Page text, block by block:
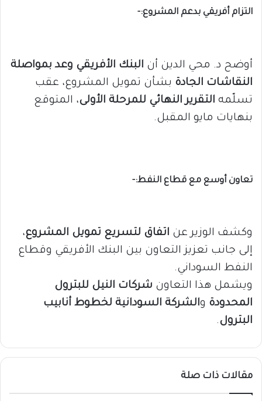
التزام أفريقي بدعم المشروع:-
أوضح د. محي الدين أن البنك الأفريقي وعد بمواصلة
النقاشات الجادة بشأن تمويل المشروع، عقب
تسلّمه التقرير النهائي للمرحلة الأولى، المتوقع
بنهايات مايو المقبل.
تعاون أوسع مع قطاع النفط:-
وكشف الوزير عن اتفاق لتسريع تمويل المشروع،
إلى جانب تعزيز التعاون بين البنك الأفريقي وقطاع
النفط السوداني.
ويشمل هذا التعاون شركات النيل للبترول
المحدودة والشركة السودانية لخطوط أنابيب
البترول.
مقالات ذات صلة